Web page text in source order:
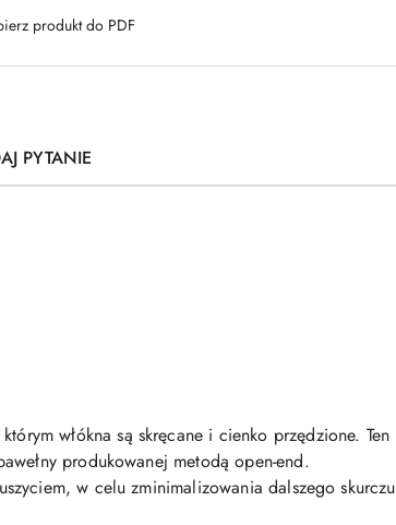
produkt do PDF
PYTANIE
włókna są skręcane i cienko przędzione. Ten
produkowanej metodą open-end.
w celu zminimalizowania dalszego skurczu